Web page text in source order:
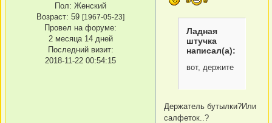
Пол: Женский
Возраст: 59 [1967-05-23]
Провел на форуме:
2 месяца 14 дней
Последний визит:
2018-11-22 00:54:15
Ладная
штучка
написал(а):
вот, держите
Держатель бутылки?Или
салфеток..?